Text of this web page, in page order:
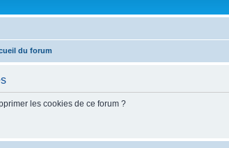
du forum
les cookies de ce forum ?